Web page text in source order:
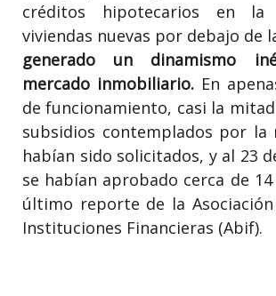
créditos hipotecarios en la
viviendas nuevas por debajo de
generado un dinamismo
mercado inmobiliario. En
de funcionamiento, casi la
subsidios contemplados por la
habían sido solicitados, y al 23
se habían aprobado cerca de
último reporte de la
Instituciones Financieras (Abif).